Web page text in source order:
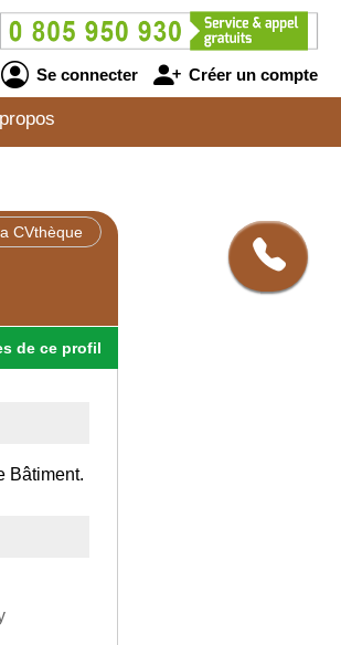
Se connecter Créer un compte
CVthèque
de ce profil
Bâtiment.